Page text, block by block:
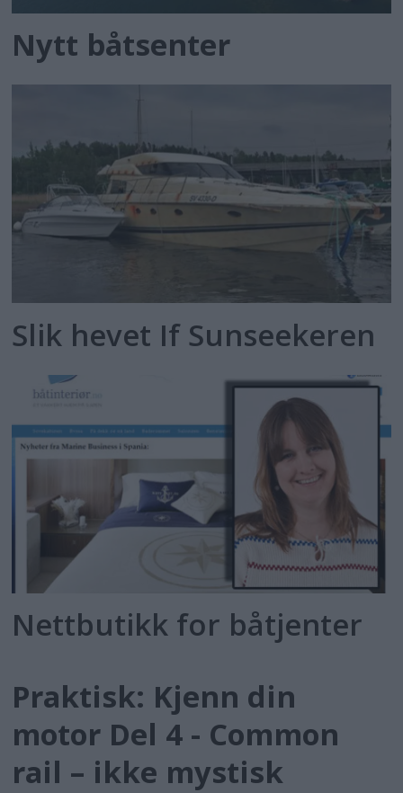
Nytt båtsenter
Slik hevet If Sunseekeren
Nettbutikk for båtjenter
Praktisk: Kjenn din
motor Del 4 - Common
rail – ikke mystisk